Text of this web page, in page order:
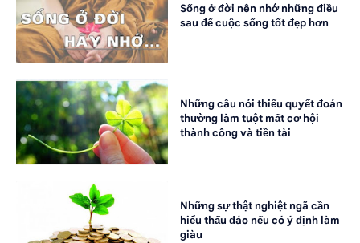
Sống ở đời nên nhớ những điều
sau để cuộc sống tốt đẹp hơn
Những câu nói thiếu quyết đoán
thường làm tuột mất cơ hội
thành công và tiền tài
Những sự thật nghiệt ngã cần
hiểu thấu đáo nếu có ý định làm
giàu